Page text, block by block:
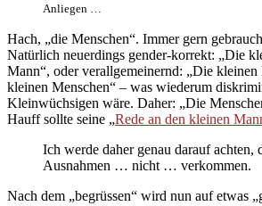
Anliegen …
Hach, „die Menschen“. Immer gern
Natürlich neuerdings gender-korrekt: „Die
Mann“, oder verallgemeinernd: „Die kleinen
kleinen Menschen“ – was wiederum
Kleinwüchsigen wäre. Daher: „Die
Hauff sollte seine „Rede an den kleinen
Ich werde daher genau darauf achten,
Ausnahmen … nicht … verkommen.
Nach dem „begrüssen“ wird nun auf etwas